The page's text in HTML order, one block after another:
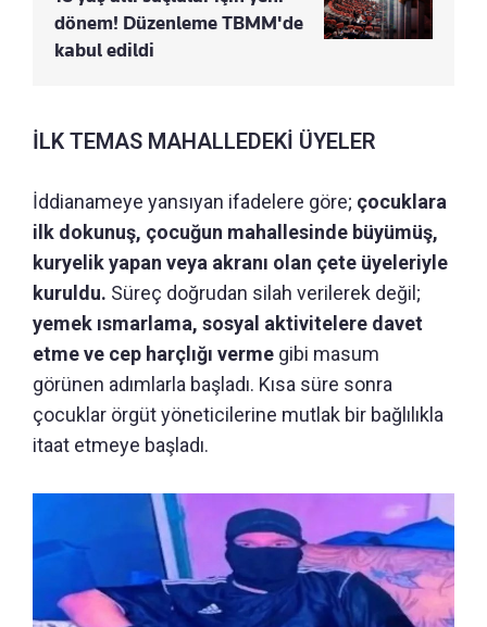
dönem! Düzenleme TBMM'de
kabul edildi
İLK TEMAS MAHALLEDEKİ ÜYELER
İddianameye yansıyan ifadelere göre; çocuklara
ilk dokunuş, çocuğun mahallesinde büyümüş,
kuryelik yapan veya akranı olan çete üyeleriyle
kuruldu. Süreç doğrudan silah verilerek değil;
yemek ısmarlama, sosyal aktivitelere davet
etme ve cep harçlığı verme gibi masum
görünen adımlarla başladı. Kısa süre sonra
çocuklar örgüt yöneticilerine mutlak bir bağlılıkla
itaat etmeye başladı.